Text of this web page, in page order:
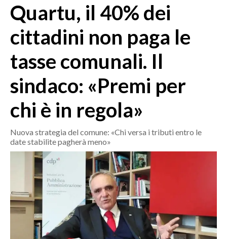
SASSARI E PROVINCIA
GALLURA
OGLIASTRA
AGENDA
CRONACA
ITALIA
MONDO
POLITICA
ECONOMIA
SERVIZI ALLE IMPRESE
LAVORO
Quartu, il 40% dei
cittadini non paga le
tasse comunali. Il
sindaco: «Premi per
chi è in regola»
Nuova strategia del comune: «Chi versa i tributi entro le
date stabilite pagherà meno»